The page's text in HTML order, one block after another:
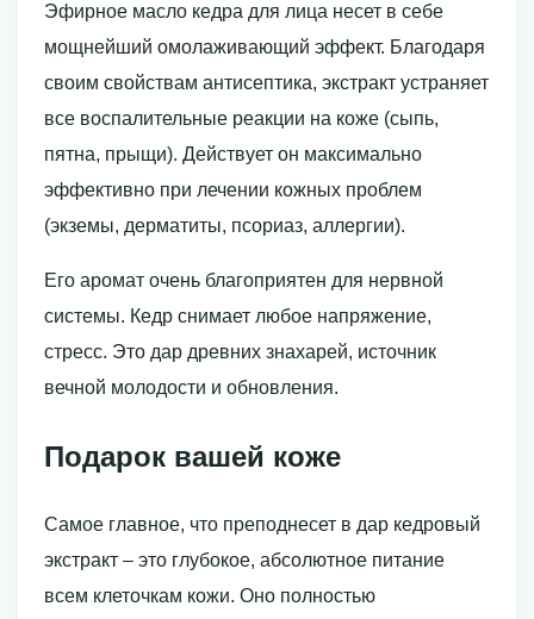
Эфирное масло кедра для лица несет в себе
мощнейший омолаживающий эффект. Благодаря
своим свойствам антисептика, экстракт устраняет
все воспалительные реакции на коже (сыпь,
пятна, прыщи). Действует он максимально
эффективно при лечении кожных проблем
(экземы, дерматиты, псориаз, аллергии).
Его аромат очень благоприятен для нервной
системы. Кедр снимает любое напряжение,
стресс. Это дар древних знахарей, источник
вечной молодости и обновления.
Подарок вашей коже
Самое главное, что преподнесет в дар кедровый
экстракт – это глубокое, абсолютное питание
всем клеточкам кожи. Оно полностью